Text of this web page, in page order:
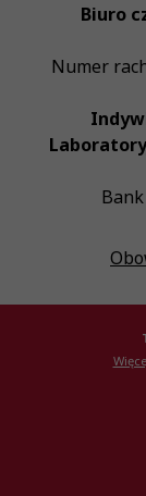
Biuro
Numer
© Krajowa